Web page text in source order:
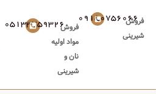
05133759326
اولیه
ورود به
کاربری